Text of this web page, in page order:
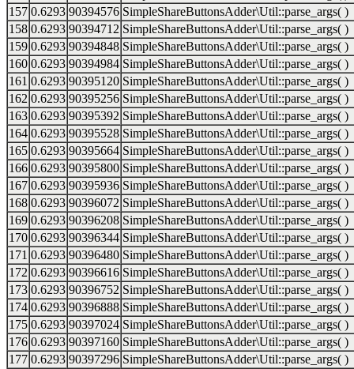
157 0.6293 90394576 SimpleShareButtonsAdder\Util::parse_args( )
158 0.6293 90394712 SimpleShareButtonsAdder\Util::parse_args( )
159 0.6293 90394848 SimpleShareButtonsAdder\Util::parse_args( )
160 0.6293 90394984 SimpleShareButtonsAdder\Util::parse_args( )
161 0.6293 90395120 SimpleShareButtonsAdder\Util::parse_args( )
162 0.6293 90395256 SimpleShareButtonsAdder\Util::parse_args( )
163 0.6293 90395392 SimpleShareButtonsAdder\Util::parse_args( )
164 0.6293 90395528 SimpleShareButtonsAdder\Util::parse_args( )
165 0.6293 90395664 SimpleShareButtonsAdder\Util::parse_args( )
166 0.6293 90395800 SimpleShareButtonsAdder\Util::parse_args( )
167 0.6293 90395936 SimpleShareButtonsAdder\Util::parse_args( )
168 0.6293 90396072 SimpleShareButtonsAdder\Util::parse_args( )
169 0.6293 90396208 SimpleShareButtonsAdder\Util::parse_args( )
170 0.6293 90396344 SimpleShareButtonsAdder\Util::parse_args( )
171 0.6293 90396480 SimpleShareButtonsAdder\Util::parse_args( )
172 0.6293 90396616 SimpleShareButtonsAdder\Util::parse_args( )
173 0.6293 90396752 SimpleShareButtonsAdder\Util::parse_args( )
174 0.6293 90396888 SimpleShareButtonsAdder\Util::parse_args( )
175 0.6293 90397024 SimpleShareButtonsAdder\Util::parse_args( )
176 0.6293 90397160 SimpleShareButtonsAdder\Util::parse_args( )
177 0.6293 90397296 SimpleShareButtonsAdder\Util::parse_args( )